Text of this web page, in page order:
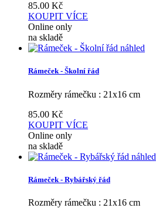
85.00 Kč
KOUPIT VÍCE
Online only
na skladě
náhled
Rámeček - Školní řád
Rozměry rámečku : 21x16 cm
85.00 Kč
KOUPIT VÍCE
Online only
na skladě
náhled
Rámeček - Rybářský řád
Rozměry rámečku : 21x16 cm